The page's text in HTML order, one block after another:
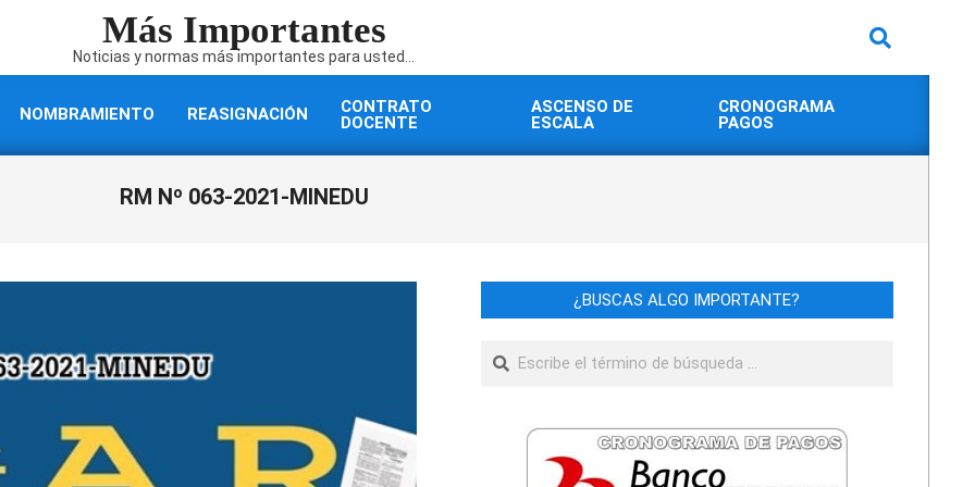
Más Importantes
Noticias y normas más importantes para usted...
Buscar
NOMBRAMIENTO REASIGNACIÓN
CONTRATO
DOCENTE
ASCENSO DE
ESCALA
CRONOGRAMA
PAGOS
RM Nº 063-2021-MINEDU
¿BUSCAS ALGO IMPORTANTE?
Buscar